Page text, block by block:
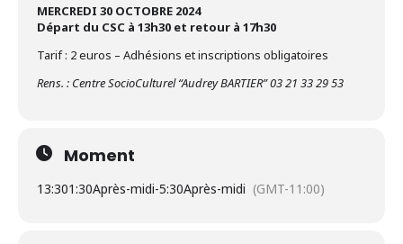
MERCREDI 30 OCTOBRE 2024
Départ du CSC à 13h30 et retour à 17h30
Tarif : 2 euros – Adhésions et inscriptions obligatoires
Rens. : Centre SocioCulturel “Audrey BARTIER” 03 21 33 29 53
Moment
13:301:30Après-midi-5:30Après-midi (GMT-11:00)